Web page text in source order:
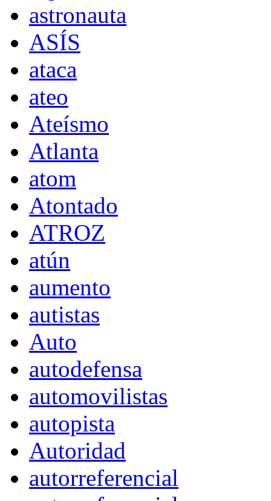
astronauta
ASÍS
ataca
ateo
Ateísmo
Atlanta
atom
Atontado
ATROZ
atún
aumento
autistas
Auto
autodefensa
automovilistas
autopista
Autoridad
autorreferencial